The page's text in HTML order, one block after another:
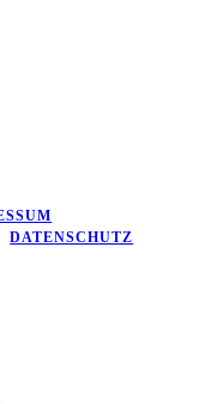
DATENSCHUTZ